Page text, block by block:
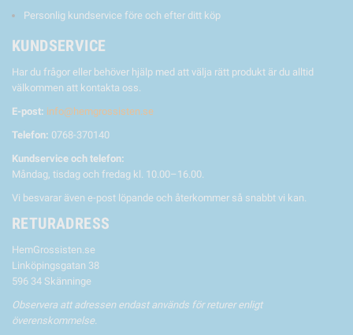
Personlig kundservice före och efter ditt köp
KUNDSERVICE
Har du frågor eller behöver hjälp med att välja rätt produkt är du alltid
välkommen att kontakta oss.
E-post: info@hemgrossisten.se
Telefon: 0768-370140
Kundservice och telefon:
Måndag, tisdag och fredag kl. 10.00–16.00.
Vi besvarar även e-post löpande och återkommer så snabbt vi kan.
RETURADRESS
HemGrossisten.se
Linköpingsgatan 38
596 34 Skänninge
Observera att adressen endast används för returer enligt
överenskommelse.